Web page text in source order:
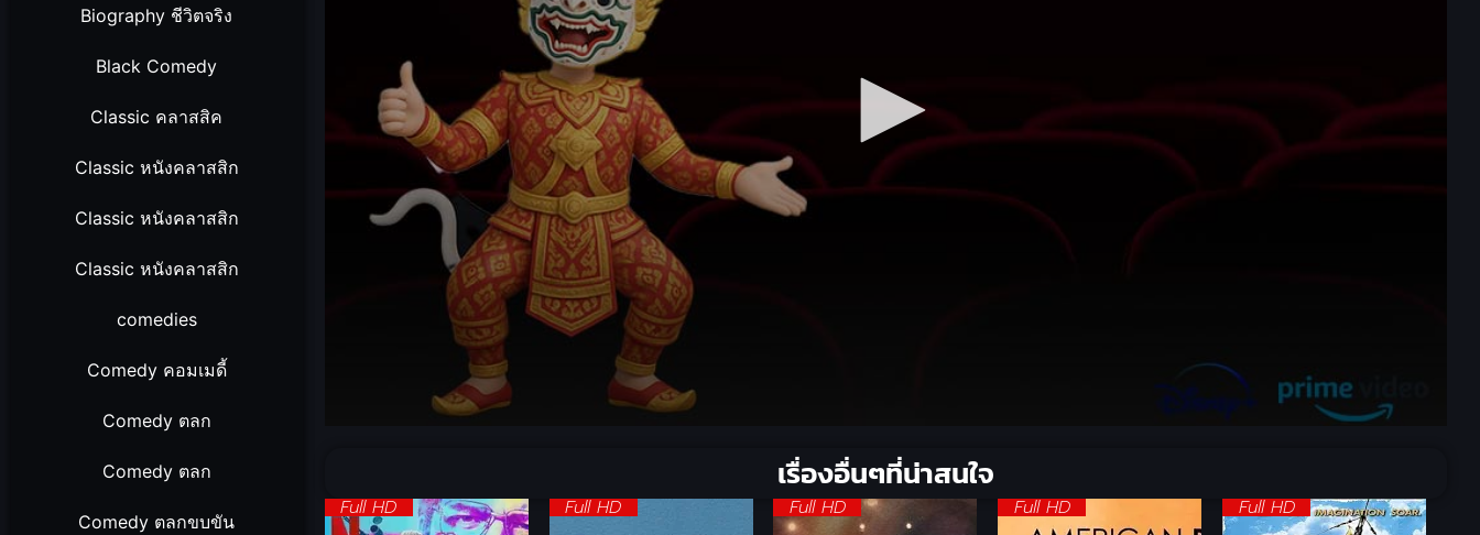
Biography ชีวิตจริง
Black Comedy
Classic คลาสสิค
Classic หนังคลาสสิก
Classic หนังคลาสสิก
Classic หนังคลาสสิก
comedies
Comedy คอมเมดี้
Comedy ตลก
Comedy ตลก
Comedy ตลกขบขัน
เรื่องอื่นๆที่น่าสนใจ
Full HD Full HD Full HD Full HD Full HD